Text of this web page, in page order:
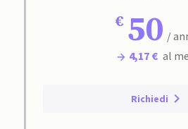
50 /
4,17 € al
Richiedi